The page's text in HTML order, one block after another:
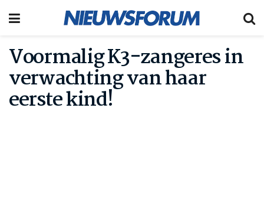
Voormalig K3-zangeres in
verwachting van haar
eerste kind!